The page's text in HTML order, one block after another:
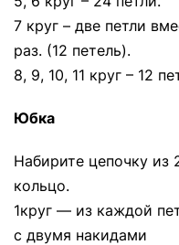
7 круг – две петли
раз. (12 петель).
8, 9, 10, 11 круг – 12
Юбка
Набирите цепочку из
кольцо.
1круг — из каждой
с двумя накидами